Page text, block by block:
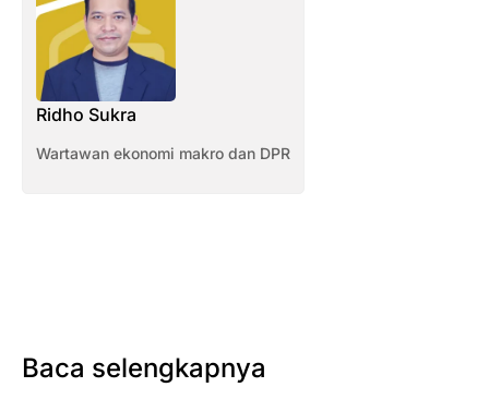
Ridho Sukra
Wartawan ekonomi makro dan DPR
Baca selengkapnya